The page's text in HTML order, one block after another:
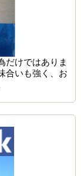
だけではありま
合いも強く、お